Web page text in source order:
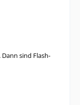
sind Flash-